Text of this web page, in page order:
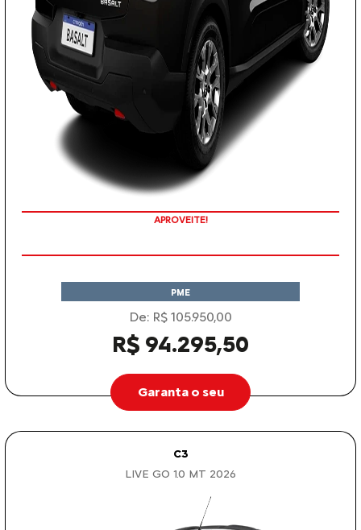
APROVEITE!
PME
De: R$ 105.950,00
R$ 94.295,50
Garanta o seu
C3
LIVE GO 1.0 MT 2026